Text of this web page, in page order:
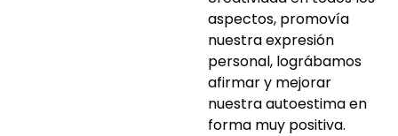
aspectos, promovía
nuestra expresión
personal, lográbamos
afirmar y mejorar
nuestra autoestima en
forma muy positiva.